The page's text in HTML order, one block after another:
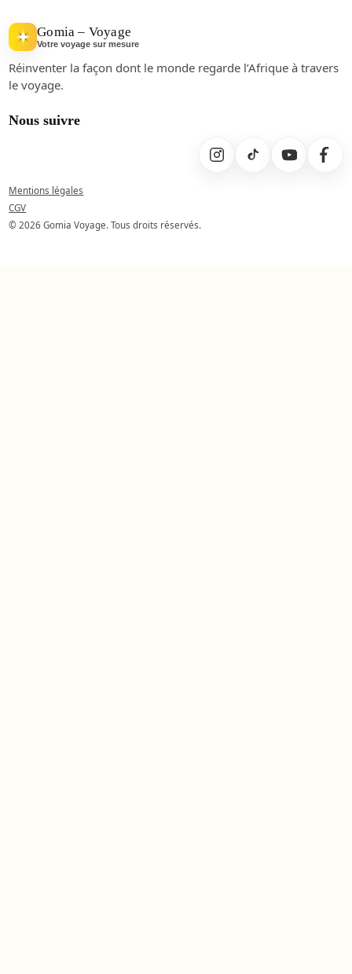
Gomia – Voyage
Votre voyage sur mesure
Réinventer la façon dont le monde regarde l’Afrique à travers
le voyage.
Nous suivre
Mentions légales
CGV
© 2026 Gomia Voyage. Tous droits réservés.